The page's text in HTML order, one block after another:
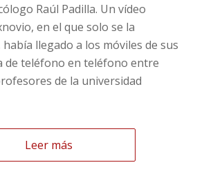
Raúl Padilla. Un vídeo
en el que solo se la
llegado a los móviles de sus
de teléfono en teléfono entre
de la universidad
Leer más